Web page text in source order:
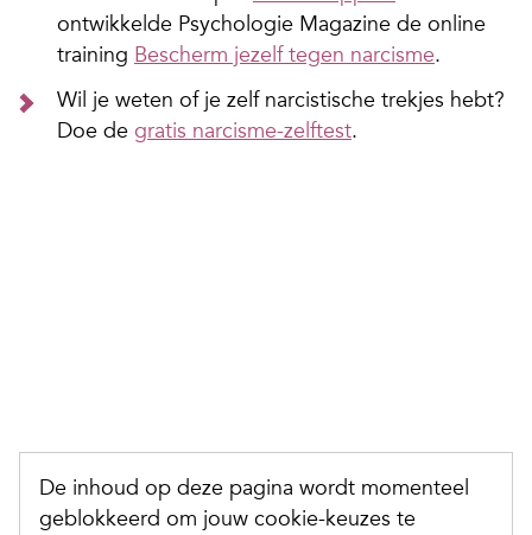
ontwikkelde Psychologie Magazine de online
training Bescherm jezelf tegen narcisme.
Wil je weten of je zelf narcistische trekjes hebt?
Doe de gratis narcisme-zelftest.
De inhoud op deze pagina wordt momenteel
geblokkeerd om jouw cookie-keuzes te